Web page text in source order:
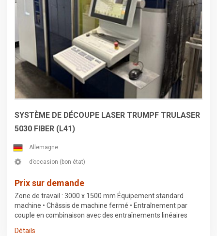
SYSTÈME DE DÉCOUPE LASER TRUMPF TRULASER
5030 FIBER (L41)
Allemagne
d’occasion (bon état)
Prix sur demande
Zone de travail : 3000 x 1500 mm Équipement standard
machine • Châssis de machine fermé • Entraînement par
couple en combinaison avec des entraînements linéaires
(FOC) • Unité de refroidissement de la machine (eau-air) •
Détails